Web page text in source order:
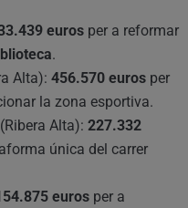
euros per a reformar
.
Alta): 456.570 euros per
la zona esportiva.
(Ribera Alta): 227.332
única del carrer
euros per a